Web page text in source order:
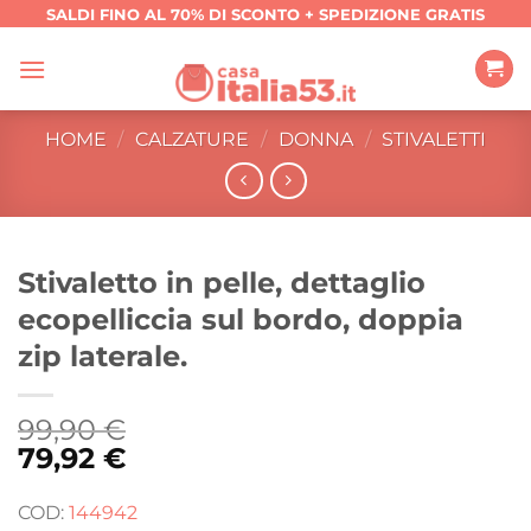
contenuti
SALDI FINO AL 70% DI SCONTO + SPEDIZIONE GRATIS
HOME / CALZATURE / DONNA / STIVALETTI
Stivaletto in pelle, dettaglio
ecopelliccia sul bordo, doppia
zip laterale.
99,90€
79,92 €
COD: 144942